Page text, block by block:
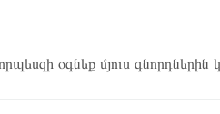
օգնեք մյուս գնորդներին